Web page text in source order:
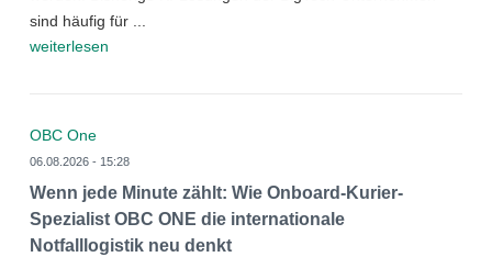
sind häufig für ...
weiterlesen
OBC One
06.08.2026 - 15:28
Wenn jede Minute zählt: Wie Onboard-Kurier-
Spezialist OBC ONE die internationale
Notfalllogistik neu denkt